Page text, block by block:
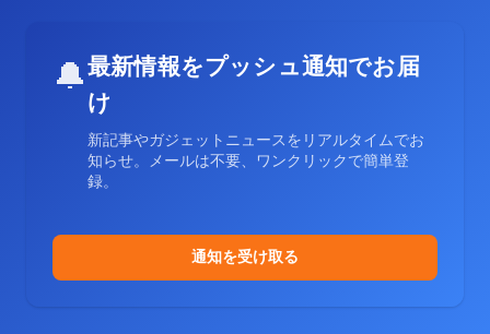
🔔最新情報をプッシュ通知でお届
け
新記事やガジェットニュースをリアルタイムでお
知らせ。メールは不要、ワンクリックで簡単登
録。
通知を受け取る